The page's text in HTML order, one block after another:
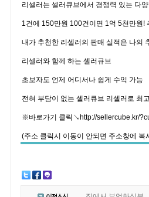
리셀러는 셀러큐브에서 경쟁력 있는 다
1건에 150만원 100건이면 1억 5천만원!
내가 추천한 리셀러의 판매 실적은 나의
리셀러와 함께 하는 셀러큐브
초보자도 언제 어디서나 쉽게 수익 가능
전혀 부담이 없는 셀러큐브 리셀러로 최
※바로가기 클릭↘http://sellercube.kr/
(주소 클릭시 이동이 안되면 주소창에